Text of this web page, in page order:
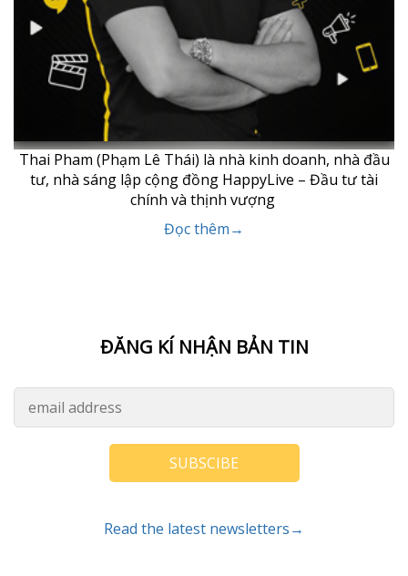
Thai Pham (Phạm Lê Thái) là nhà kinh doanh, nhà đầu
tư, nhà sáng lập cộng đồng HappyLive – Đầu tư tài
chính và thịnh vượng
Đọc thêm→
ĐĂNG KÍ NHẬN BẢN TIN
SUBSCIBE
Read the latest newsletters→